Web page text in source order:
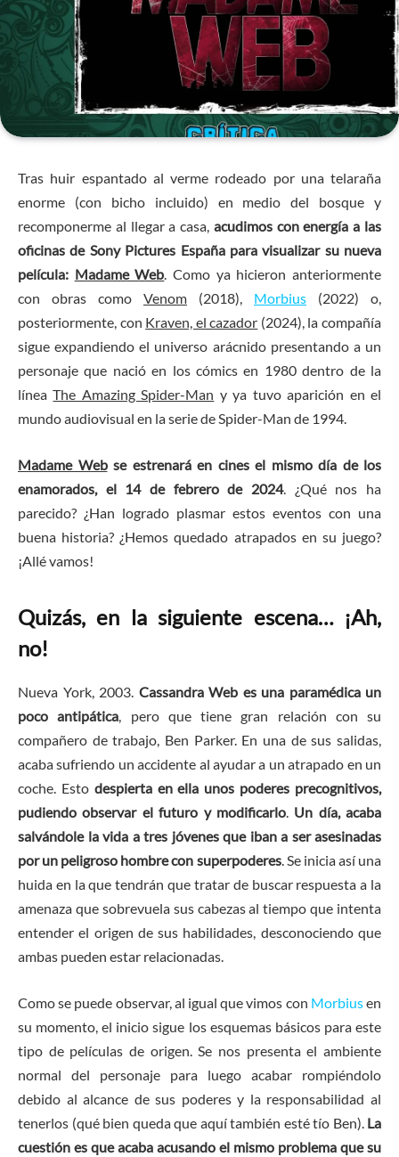
Tras huir espantado al verme rodeado por una telaraña
enorme (con bicho incluido) en medio del bosque y
recomponerme al llegar a casa, acudimos con energía a las
oficinas de Sony Pictures España para visualizar su nueva
película: Madame Web. Como ya hicieron anteriormente
con obras como Venom (2018), Morbius
(2022) o,
posteriormente, con Kraven, el cazador (2024), la compañía
sigue expandiendo el universo arácnido presentando a un
personaje que nació en los cómics en 1980 dentro de la
líneaThe Amazing Spider-Man y ya tuvo aparición en el
mundo audiovisual en la serie de Spider-Man de 1994.
Madame Webse estrenará en cines el mismo día de los
enamorados, el 14 de febrero de 2024. ¿Qué nos ha
parecido? ¿Han logrado plasmar estos eventos con una
buena historia? ¿Hemos quedado atrapados en su juego?
¡Allé vamos!
Quizás, en la siguiente escena… ¡Ah,
no!
Nueva York, 2003. Cassandra Web es una paramédica un
poco antipática, pero que tiene gran relación con su
compañero de trabajo, Ben Parker. En una de sus salidas,
acaba sufriendo un accidente al ayudar a un atrapado en un
coche. Esto despierta en ella unos poderes precognitivos,
pudiendo observar el futuro y modificarlo. Un día, acaba
salvándole la vida a tres jóvenes que iban a ser asesinadas
por un peligroso hombre con superpoderes. Se inicia así una
huida en la que tendrán que tratar de buscar respuesta a la
amenaza que sobrevuela sus cabezas al tiempo que intenta
entender el origen de sus habilidades, desconociendo que
ambas pueden estar relacionadas.
Como se puede observar, al igual que vimos con Morbiusen
su momento, el inicio sigue los esquemas básicos para este
tipo de películas de origen. Se nos presenta el ambiente
normal del personaje para luego acabar rompiéndolo
debido al alcance de sus poderes y la responsabilidad al
tenerlos (qué bien queda que aquí también esté tío Ben). La
cuestión es que acaba acusando el mismo problema que su